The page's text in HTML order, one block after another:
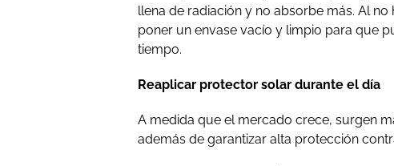
llena de radiación y no absorbe más. Al
poner un envase vacío y limpio para que
tiempo.
Reaplicar protector solar durante el día
A medida que el mercado crece, surgen
además de garantizar alta protección